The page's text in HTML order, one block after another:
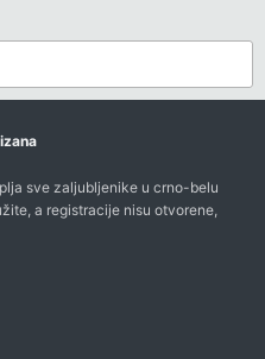
sve zaljubljenike u crno-belu
a registracije nisu otvorene,